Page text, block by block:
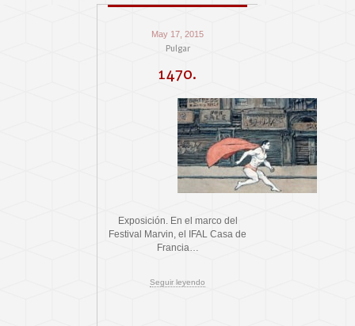
May 17, 2015
Pulgar
1470.
Exposición. En el marco del
Festival Marvin, el IFAL Casa de
Francia…
Seguir leyendo